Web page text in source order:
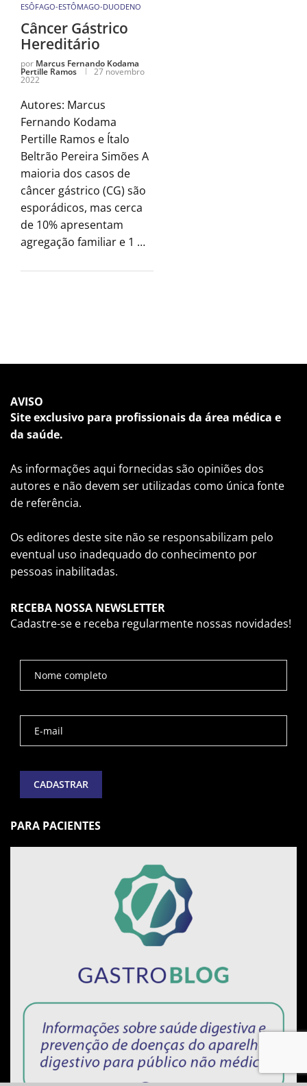
ESÔFAGO-ESTÔMAGO-DUODENO
Câncer Gástrico
Hereditário
por Marcus Fernando Kodama
Pertille Ramos 27 novembro
2022
Autores: Marcus
Fernando Kodama
Pertille Ramos e Ítalo
Beltrão Pereira Simões A
maioria dos casos de
câncer gástrico (CG) são
esporádicos, mas cerca
de 10% apresentam
agregação familiar e 1 …
AVISO
Site exclusivo para profissionais da área médica e
da saúde.
As informações aqui fornecidas são opiniões dos
autores e não devem ser utilizadas como única fonte
de referência.
Os editores deste site não se responsabilizam pelo
eventual uso inadequado do conhecimento por
pessoas inabilitadas.
RECEBA NOSSA NEWSLETTER
Cadastre-se e receba regularmente nossas novidades!
PARA PACIENTES